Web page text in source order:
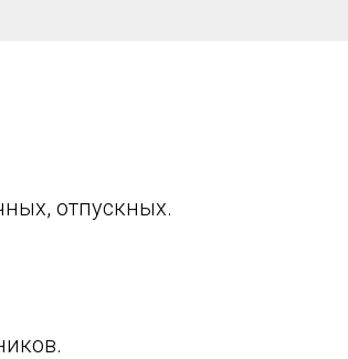
отпускных.